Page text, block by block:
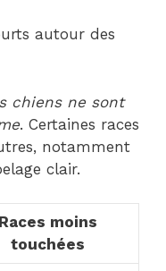
autour des
chiens ne sont
. Certaines races
notamment
clair.
Races moins
touchées